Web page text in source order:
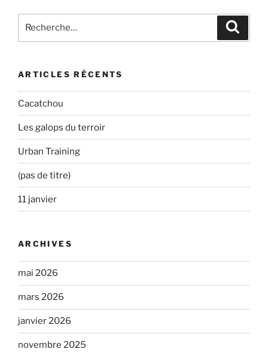
pour
ARTICLES RÉCENTS
Cacatchou
Les galops du terroir
Urban Training
(pas de titre)
11 janvier
ARCHIVES
mai 2026
mars 2026
janvier 2026
novembre 2025